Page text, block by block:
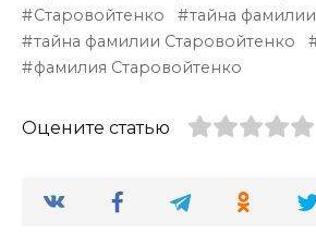
Старовойтенко
тайна фамилии
тайна фамилии Старовойтенко
фамилия Старовойтенко
Оцените статью